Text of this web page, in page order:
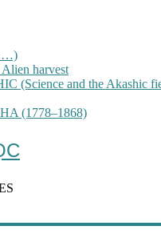
…)
harvest
(Science and the Akashic
(1778–1868)